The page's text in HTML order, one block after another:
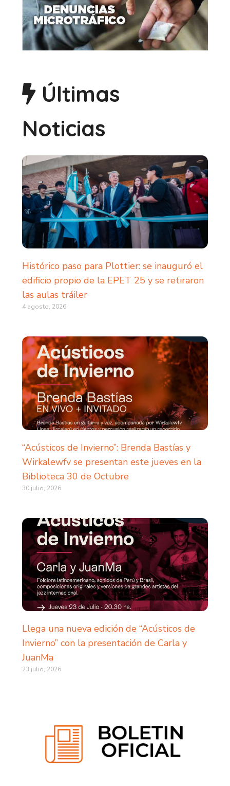
Últimas
Noticias
Histórico paso para Plottier: se inauguró el
edificio propio de la EPET 25 y se retiraron
las aulas tráiler
4 agosto, 2026
“Acústicos de Invierno”: Brenda Bastías y
Wirkalewfv se presentan este jueves en la
Biblioteca 30 de Octubre
30 julio, 2026
Llega una nueva edición de “Acústicos de
Invierno” con la presentación de Carla y
JuanMa
23 julio, 2026